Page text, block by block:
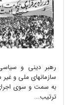
رهبر دینی و سیاسی
سازمانهای ملی و غیر
به سمت و سوی اجرای
ترتیب...